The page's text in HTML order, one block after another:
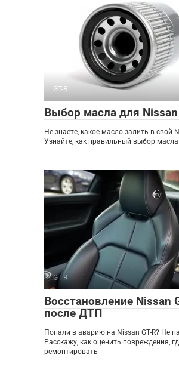
GT-R
Выбор масла для Nissan
Не знаете, какое масло залить в свой
Узнайте, как правильный выбор масла
GT-R
Восстановление Nissan
после ДТП
Попали в аварию на Nissan GT-R? Не
Расскажу, как оценить повреждения,
ремонтировать